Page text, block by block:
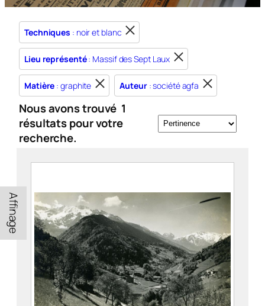
Techniques : noir et blanc
Lieu représenté: Massif des Sept Laux
Matière : graphite Auteur: société agfa
Nous avons trouvé 1
résultats pour votre
recherche.
Affinage